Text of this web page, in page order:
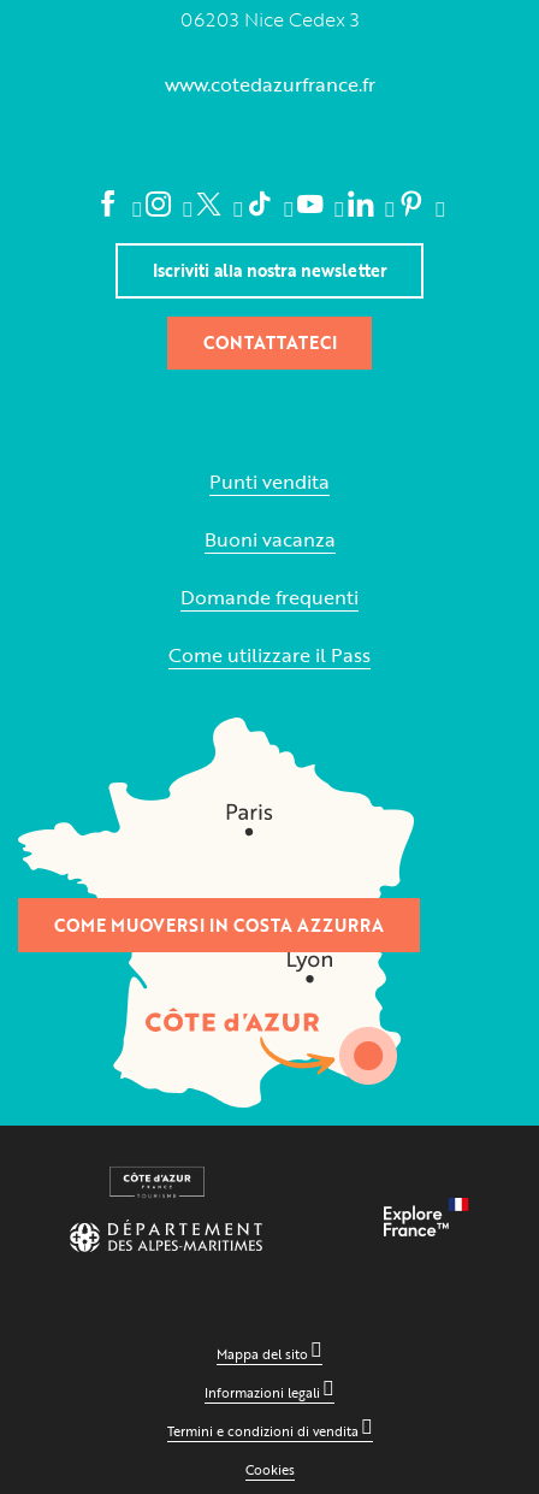
06203 Nice Cedex 3
www.cotedazurfrance.fr
Iscriviti alla nostra newsletter
CONTATTATECI
Punti vendita
Buoni vacanza
Domande frequenti
Come utilizzare il Pass
COME MUOVERSI IN COSTA AZZURRA
Mappa del sito
Informazioni legali
Termini e condizioni di vendita
Cookies